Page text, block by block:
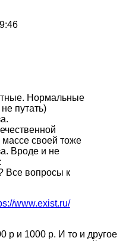
Нормальные
путать)
своей тоже
Вроде и не
Все вопросы к
www.exist.ru/
р и 1000 р. И то и другое